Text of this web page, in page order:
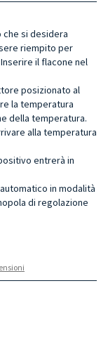
si desidera
riempito per
il flacone nel
posizionato al
la temperatura
della temperatura.
alla temperatura
entrerà in
in modalità
di regolazione